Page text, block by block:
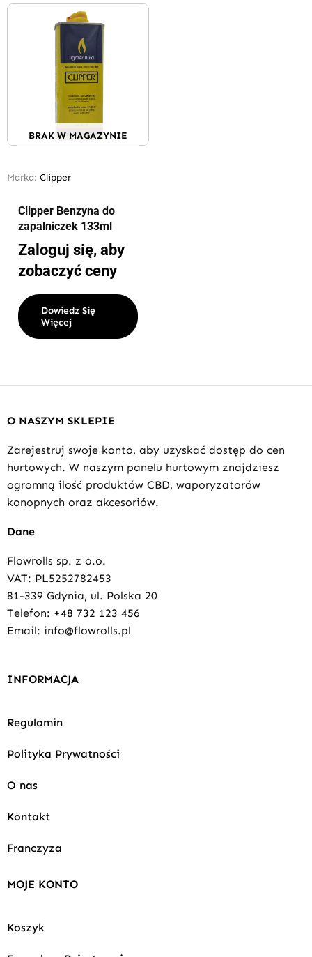
BRAK W MAGAZYNIE
Marka: Clipper
Clipper Benzyna do
zapalniczek 133ml
Zaloguj się, aby
zobaczyć ceny
Dowiedz Się
Więcej
O NASZYM SKLEPIE
Zarejestruj swoje konto, aby uzyskać dostęp do cen
hurtowych. W naszym panelu hurtowym znajdziesz
ogromną ilość produktów CBD, waporyzatorów
konopnych oraz akcesoriów.
Dane
Flowrolls sp. z o.o.
VAT: PL5252782453
81-339 Gdynia, ul. Polska 20
Telefon: +48 732 123 456
Email: info@flowrolls.pl
INFORMACJA
Regulamin
Polityka Prywatności
O nas
Kontakt
Franczyza
MOJE KONTO
Koszyk